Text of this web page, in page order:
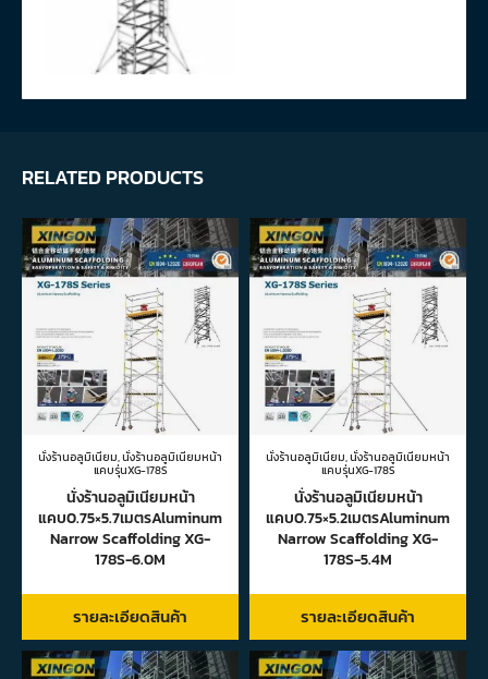
RELATED PRODUCTS
นั่งร้านอลูมิเนียม,นั่งร้านอลูมิเนียมหน้า
แคบรุ่นXG-178S
นั่งร้านอลูมิเนียมหน้า
แคบ0.75×5.7เมตรAluminum
Narrow Scaffolding XG-
178S-6.0M
รายละเอียดสินค้า
นั่งร้านอลูมิเนียม,นั่งร้านอลูมิเนียมหน้า
แคบรุ่นXG-178S
นั่งร้านอลูมิเนียมหน้า
แคบ0.75×5.2เมตรAluminum
Narrow Scaffolding XG-
178S-5.4M
รายละเอียดสินค้า